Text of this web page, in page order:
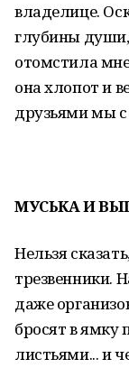
владелице.
глубины
отомстила
она хлопот и
друзьями мы с
МУСЬКА И
Нельзя
трезвенники.
даже
бросят в ямку
листьями... и